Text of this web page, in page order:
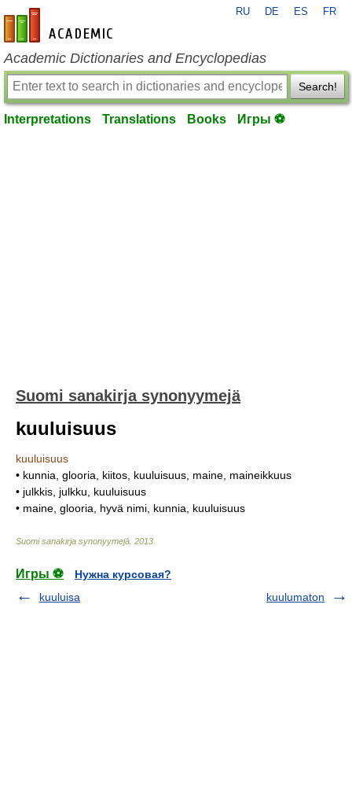
en-academic.com
RU DE ES FR
Academic Dictionaries and Encyclopedias
Search!
Interpretations Translations Books Игры ⚽
Suomi sanakirja synonyymejä
kuuluisuus
kuuluisuus
• kunnia, glooria, kiitos, kuuluisuus, maine, maineikkuus
• julkkis, julkku, kuuluisuus
• maine, glooria, hyvä nimi, kunnia, kuuluisuus
Suomi sanakirja synonyymejä 2013
Игры ⚽
Нужна курсовая?
kuuluisa
kuulumaton